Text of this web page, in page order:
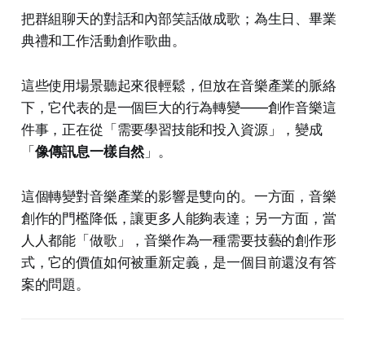
把群組聊天的對話和內部笑話做成歌；為生日、畢業
典禮和工作活動創作歌曲。
這些使用場景聽起來很輕鬆，但放在音樂產業的脈絡
下，它代表的是一個巨大的行為轉變——創作音樂這
件事，正在從「需要學習技能和投入資源」，變成
「 像傳訊息一樣自然」。
這個轉變對音樂產業的影響是雙向的。一方面，音樂
創作的門檻降低，讓更多人能夠表達；另一方面，當
人人都能「做歌」，音樂作為一種需要技藝的創作形
式，它的價值如何被重新定義，是一個目前還沒有答
案的問題。